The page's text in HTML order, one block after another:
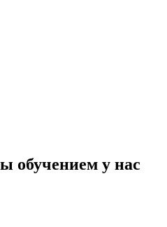
обучением у нас